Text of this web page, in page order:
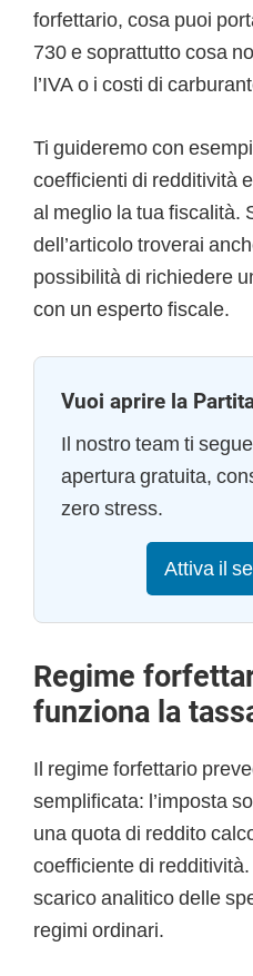
forfettario, cosa puoi
730 e soprattutto cosa
l’IVA o i costi di
Ti guideremo con
coefficienti di redditività
al meglio la tua fiscalità.
dell’articolo troverai
possibilità di richiedere
con un esperto fiscale.
Vuoi aprire la
Il nostro team ti
apertura gratuita,
zero stress.
Attiva il
Regime
funziona la
Il regime forfettario
semplificata: l’imposta
una quota di reddito
coefficiente di
scarico analitico delle
regimi ordinari.